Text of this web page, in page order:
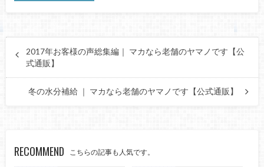
2017年お客様の声総集編｜ マカなら老舗のヤマノです【公
式通販】
冬の水分補給 ｜ マカなら老舗のヤマノです【公式通販】
RECOMMEND こちらの記事も人気です。